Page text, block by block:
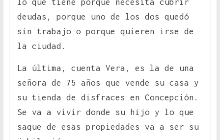
lo que tiene porque necesita cubrir
deudas, porque uno de los dos quedó
sin trabajo o porque quieren irse de
la ciudad.
La última, cuenta Vera, es la de una
señora de 75 años que vende su casa y
su tienda de disfraces en Concepción.
Se va a vivir donde su hijo y lo que
saque de esas propiedades va a ser su